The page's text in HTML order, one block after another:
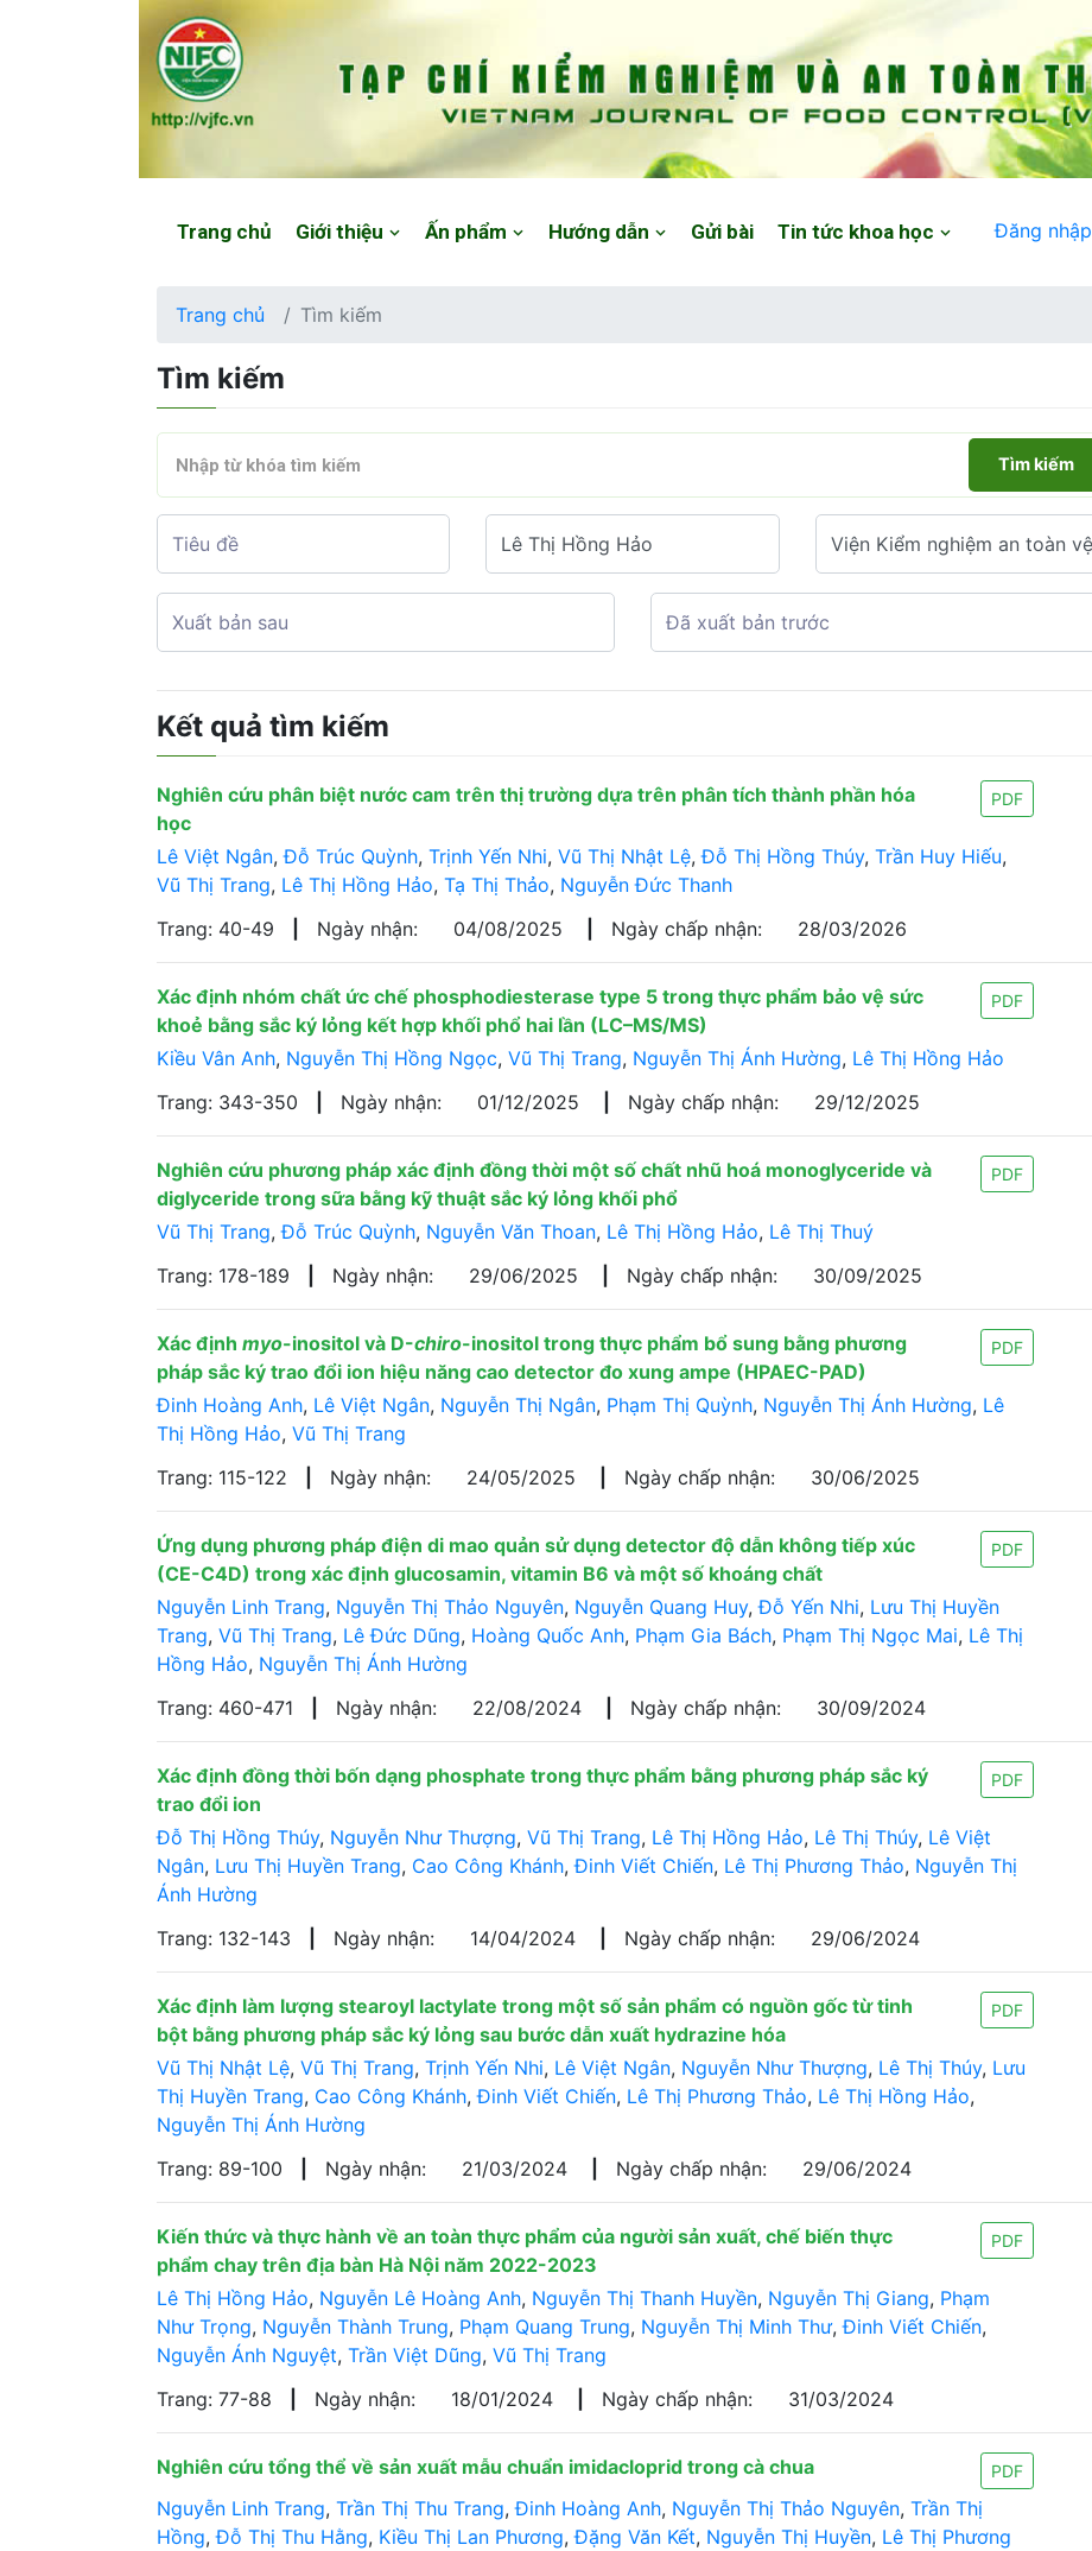
Trang chủ Giới thiệu Ấn phẩm Hướng dẫn Gửi bài Tin tức khoa học Đăng nhập
Trang chủ Tìm kiếm
Tìm kiếm
Tìm kiếm
Kết quả tìm kiếm
Nghiên cứu phân biệt nước cam trên thị trường dựa trên phân tích thành phần hóa
học
PDF
Lê Việt Ngân,Đỗ Trúc Quỳnh, Trịnh Yến Nhi, Vũ Thị Nhật Lệ,Đỗ Thị Hồng Thúy, Trần Huy Hiếu,
Vũ Thị Trang, Lê Thị Hồng Hảo, Tạ Thị Thảo, Nguyễn Đức Thanh
Trang: 40-49
Ngày nhận: 04/08/2025 Ngày chấp nhận: 28/03/2026
Xác định nhóm chất ức chế phosphodiesterase type 5 trong thực phẩm bảo vệ sức
khoẻ bằng sắc ký lỏng kết hợp khối phổ hai lần (LC–MS/MS)
PDF
Kiều Vân Anh, Nguyễn Thị Hồng Ngọc, Vũ Thị Trang, Nguyễn Thị Ánh Hường, Lê Thị Hồng Hảo
Trang: 343-350
Ngày nhận: 01/12/2025 Ngày chấp nhận: 29/12/2025
Nghiên cứu phương pháp xác định đồng thời một số chất nhũ hoá monoglyceride và
diglyceride trong sữa bằng kỹ thuật sắc ký lỏng khối phổ
PDF
Vũ Thị Trang,Đỗ Trúc Quỳnh, Nguyễn Văn Thoan, Lê Thị Hồng Hảo, Lê Thị Thuý
Trang: 178-189
Ngày nhận: 29/06/2025 Ngày chấp nhận: 30/09/2025
Xác định myo-inositol và D-chiro-inositol trong thực phẩm bổ sung bằng phương
pháp sắc ký trao đổi ion hiệu năng cao detector đo xung ampe (HPAEC-PAD)
PDF
Đinh Hoàng Anh, Lê Việt Ngân, Nguyễn Thị Ngân, Phạm Thị Quỳnh, Nguyễn Thị Ánh Hường, Lê
Thị Hồng Hảo, Vũ Thị Trang
Trang: 115-122
Ngày nhận: 24/05/2025 Ngày chấp nhận: 30/06/2025
Ứng dụng phương pháp điện di mao quản sử dụng detector độ dẫn không tiếp xúc
(CE-C4D) trong xác định glucosamin, vitamin B6 và một số khoáng chất
PDF
Nguyễn Linh Trang, Nguyễn Thị Thảo Nguyên, Nguyễn Quang Huy,Đỗ Yến Nhi, Lưu Thị Huyền
Trang, Vũ Thị Trang, Lê Đức Dũng, Hoàng Quốc Anh, Phạm Gia Bách, Phạm Thị Ngọc Mai, Lê Thị
Hồng Hảo, Nguyễn Thị Ánh Hường
Trang: 460-471
Ngày nhận: 22/08/2024 Ngày chấp nhận: 30/09/2024
Xác định đồng thời bốn dạng phosphate trong thực phẩm bằng phương pháp sắc ký
trao đổi ion
PDF
Đỗ Thị Hồng Thúy, Nguyễn Như Thượng, Vũ Thị Trang, Lê Thị Hồng Hảo, Lê Thị Thúy, Lê Việt
Ngân, Lưu Thị Huyền Trang, Cao Công Khánh,Đinh Viết Chiến, Lê Thị Phương Thảo, Nguyễn Thị
Ánh Hường
Trang: 132-143
Ngày nhận: 14/04/2024 Ngày chấp nhận: 29/06/2024
Xác định làm lượng stearoyl lactylate trong một số sản phẩm có nguồn gốc từ tinh
bột bằng phương pháp sắc ký lỏng sau bước dẫn xuất hydrazine hóa
PDF
Vũ Thị Nhật Lệ, Vũ Thị Trang, Trịnh Yến Nhi, Lê Việt Ngân, Nguyễn Như Thượng, Lê Thị Thúy, Lưu
Thị Huyền Trang, Cao Công Khánh,Đinh Viết Chiến, Lê Thị Phương Thảo, Lê Thị Hồng Hảo,
Nguyễn Thị Ánh Hường
Trang: 89-100
Ngày nhận: 21/03/2024 Ngày chấp nhận: 29/06/2024
Kiến thức và thực hành về an toàn thực phẩm của người sản xuất, chế biến thực
phẩm chay trên địa bàn Hà Nội năm 2022-2023
PDF
Lê Thị Hồng Hảo, Nguyễn Lê Hoàng Anh, Nguyễn Thị Thanh Huyền, Nguyễn Thị Giang, Phạm
Như Trọng, Nguyễn Thành Trung, Phạm Quang Trung, Nguyễn Thị Minh Thư,Đinh Viết Chiến,
Nguyễn Ánh Nguyệt, Trần Việt Dũng, Vũ Thị Trang
Trang: 77-88
Ngày nhận: 18/01/2024 Ngày chấp nhận: 31/03/2024
Nghiên cứu tổng thể về sản xuất mẫu chuẩn imidacloprid trong cà chua PDF
Nguyễn Linh Trang, Trần Thị Thu Trang,Đinh Hoàng Anh, Nguyễn Thị Thảo Nguyên, Trần Thị
Hồng,Đỗ Thị Thu Hằng, Kiều Thị Lan Phương,Đặng Văn Kết, Nguyễn Thị Huyền, Lê Thị Phương